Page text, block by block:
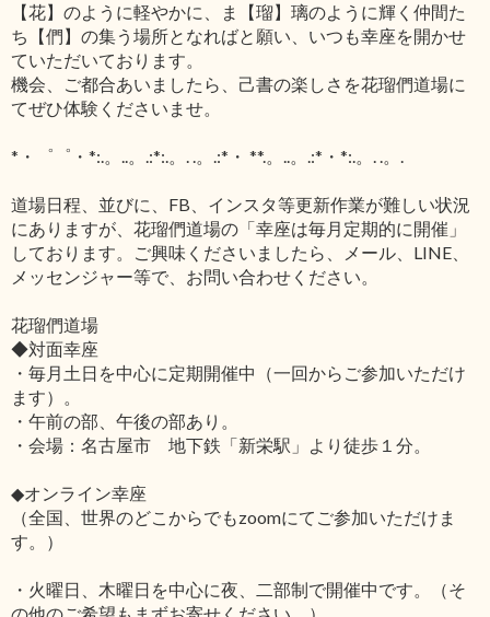
【花】のように軽やかに、ま【瑠】璃のように輝く仲間た
ち【們】の集う場所となればと願い、いつも幸座を開かせ
ていただいております。
機会、ご都合あいましたら、己書の楽しさを花瑠們道場に
てぜひ体験くださいませ。
*・゜゜・*:.。..。.:*:.。. .。.:*・ **.。..。.:*・*:.。. .。.
道場日程、並びに、FB、インスタ等更新作業が難しい状況
にありますが、花瑠們道場の「幸座は毎月定期的に開催」
しております。ご興味くださいましたら、メール、LINE、
メッセンジャー等で、お問い合わせください。
花瑠們道場
◆対面幸座
・毎月土日を中心に定期開催中（一回からご参加いただけ
ます）。
・午前の部、午後の部あり。
・会場：名古屋市 地下鉄「新栄駅」より徒歩１分。
◆オンライン幸座
（全国、世界のどこからでもzoomにてご参加いただけま
す。）
・火曜日、木曜日を中心に夜、二部制で開催中です。（そ